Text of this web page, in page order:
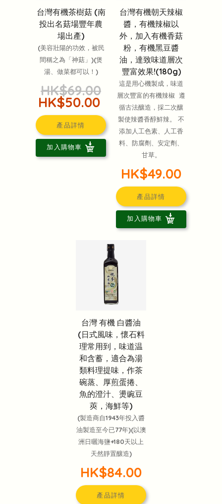
‎台灣有機茶樹菇 (南
投出名菇場豐年農
場出產)
(美容壯陽的功效，被民
間稱之為「神菇」)(煲
湯、做菜都可以！)
HK$69.00
HK$50.00
產品詳情
加入購物車
台灣有機朝天辣椒
醬，有機辣椒以
外，加入有機香菇
粉，有機黑豆醬
油，達致味道層次
豐富效果!(180g)
這是用心機製成，味道
層次豐富的有機辣椒 遵
循古法釀造，採二次釀
製使辣醬香醇鮮辣。 不
添加人工色素、人工香
料、防腐劑、安定劑、
甘草。
HK$49.00
產品詳情
加入購物車
台灣 有機 白醬油
(日式風味，懷石料
理常用到，味道温
和含蓄，適合為湯
類料理提味，作茶
碗蒸、厚煎蛋捲、
魚的澄汁、燙豌豆
莢，海鮮等)
(製造商自1943年投入醬
油製造至今已77年)(以澳
洲日曬海鹽+180天以上
天然靜置釀造)
HK$84.00
產品詳情